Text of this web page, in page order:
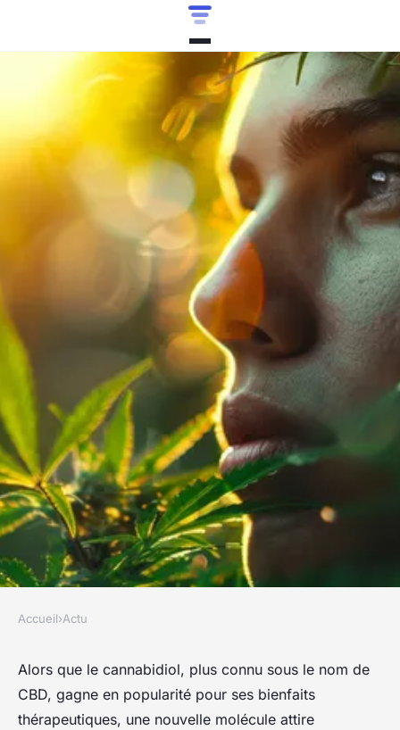
Avis sur le h4cbd : quels sont
ses effets sur la santé ?
Accueil›Actu
Alors que le cannabidiol, plus connu sous le nom de
CBD, gagne en popularité pour ses bienfaits
thérapeutiques, une nouvelle molécule attire